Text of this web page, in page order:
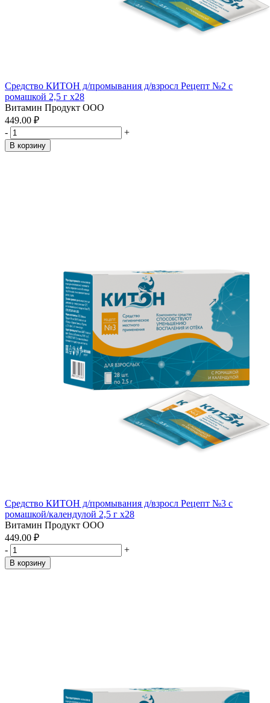
Средство КИТОН д/промывания д/взросл Рецепт №2 с
ромашкой 2,5 г x28
Витамин Продукт ООО
449.00 ₽
-
+
В корзину
Средство КИТОН д/промывания д/взросл Рецепт №3 с
ромашкой/календулой 2,5 г x28
Витамин Продукт ООО
449.00 ₽
-
+
В корзину